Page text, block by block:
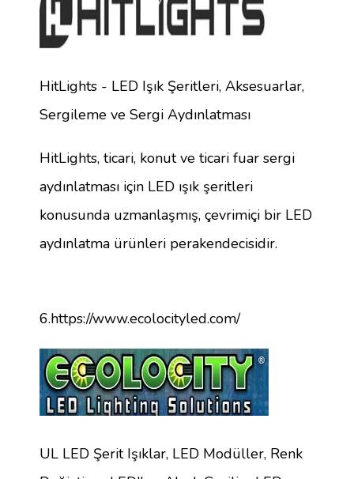
HitLights - LED Işık Şeritleri, Aksesuarlar,
Sergileme ve Sergi Aydınlatması
HitLights, ticari, konut ve ticari fuar sergi
aydınlatması için LED ışık şeritleri
konusunda uzmanlaşmış, çevrimiçi bir LED
aydınlatma ürünleri perakendecisidir.
6.https://www.ecolocityled.com/
UL LED Şerit Işıklar, LED Modüller, Renk